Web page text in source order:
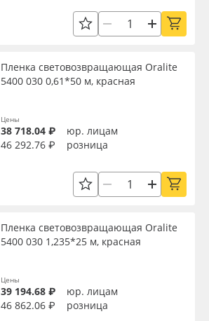
Пленка световозвращающая Oralite
5400 030 0,61*50 м, красная
Цены
38 718.04 ₽
юр. лицам
46 292.76 ₽
розница
Пленка световозвращающая Oralite
5400 030 1,235*25 м, красная
Цены
39 194.68 ₽
юр. лицам
46 862.06 ₽
розница